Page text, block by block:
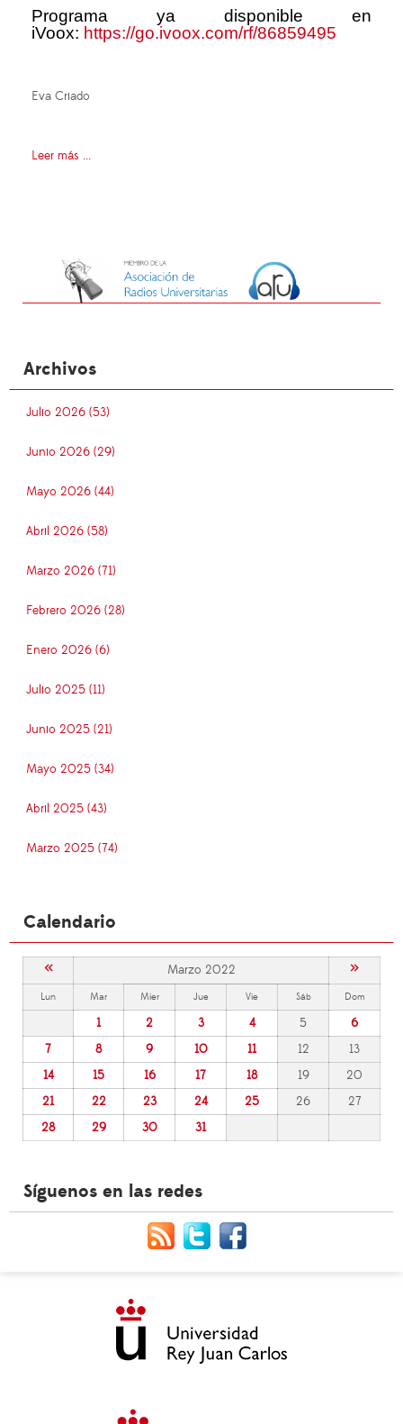
Programa ya disponible en
iVoox: https://go.ivoox.com/rf/86859495
Eva Criado
Leer más ...
Archivos
Julio 2026 (53)
Junio 2026 (29)
Mayo 2026 (44)
Abril 2026 (58)
Marzo 2026 (71)
Febrero 2026 (28)
Enero 2026 (6)
Julio 2025 (11)
Junio 2025 (21)
Mayo 2025 (34)
Abril 2025 (43)
Marzo 2025 (74)
Calendario
« Marzo 2022 »
Lun Mar Mier Jue Vie Sáb Dom
1 2 3 4 5
6
7
8 9 10 11 12
13
14
15 16 17 18 19
20
21
22 23 24 25 26
27
28
29 30 31
Síguenos en las redes